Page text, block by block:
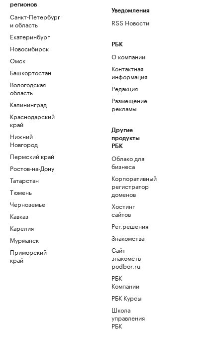
регионов
Санкт-Петербург
и область
Екатеринбург
Новосибирск
Омск
Башкортостан
Вологодская
область
Калининград
Краснодарский
край
Нижний
Новгород
Пермский край
Ростов-на-Дону
Татарстан
Тюмень
Черноземье
Кавказ
Карелия
Мурманск
Приморский
край
Уведомления
RSS Новости
РБК
О компании
Контактная
информация
Редакция
Размещение
рекламы
Другие
продукты
РБК
Облако для
бизнеса
Корпоративный
регистратор
доменов
Хостинг
сайтов
Рег.решения
Знакомства
Сайт
знакомств
podbor.ru
РБК
Компании
РБК Курсы
Школа
управления
РБК